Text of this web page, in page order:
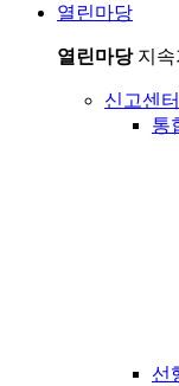
열린마당
열린마당 지
신고센터
통
선